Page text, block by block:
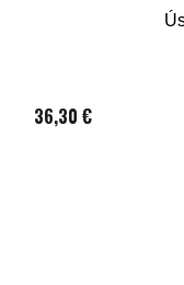
36,30 €